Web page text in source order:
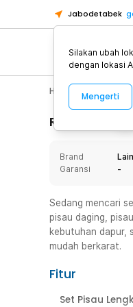
Jabodetabek
Home Appliance
Rincian
Brand
Garansi
-
Sedang mencari
pisau daging,
kebutuhan dapur,
mudah berkarat.
Fitur
Set Pisau
Silakan ubah
dengan lokasi
Mengerti